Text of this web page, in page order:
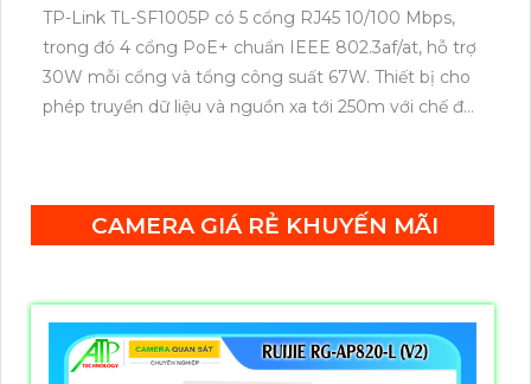
TP-Link TL-SF1005P có 5 cổng RJ45 10/100 Mbps,
trong đó 4 cổng PoE+ chuẩn IEEE 802.3af/at, hỗ trợ
30W mỗi cổng và tổng công suất 67W. Thiết bị cho
phép truyền dữ liệu và nguồn xa tới 250m với chế độ
CAMERA GIÁ RẺ KHUYẾN MÃI